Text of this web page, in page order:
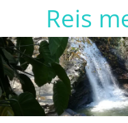
naar
de
hoofdinhoud
Reis